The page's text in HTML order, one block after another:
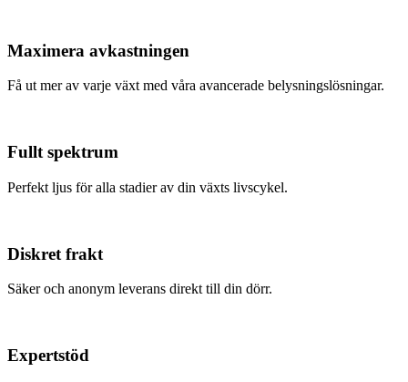
Maximera avkastningen
Få ut mer av varje växt med våra avancerade belysningslösningar.
Fullt spektrum
Perfekt ljus för alla stadier av din växts livscykel.
Diskret frakt
Säker och anonym leverans direkt till din dörr.
Expertstöd